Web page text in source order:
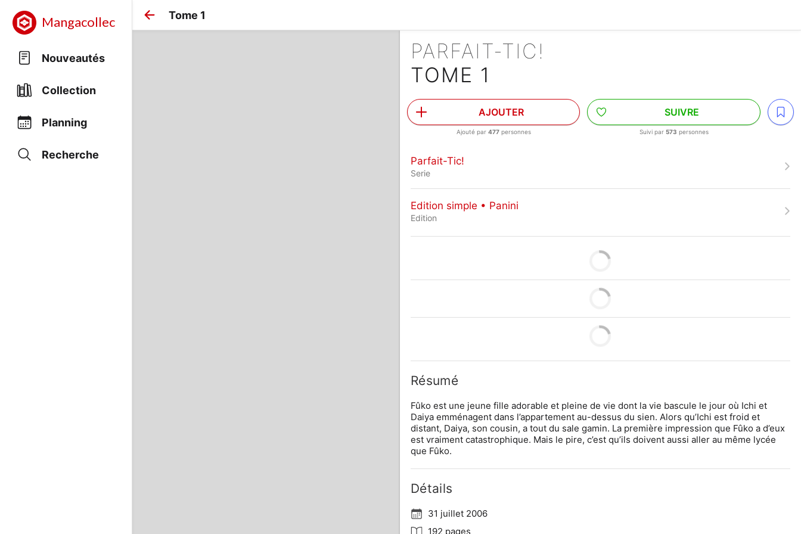
Mangacollec
Nouveautés
Collection
Planning
Recherche
Tome 1
PARFAIT-TIC!
TOME 1
AJOUTER
Ajouté par 477personnes
SUIVRE
Suivi par 573 personnes
Parfait-Tic!
Serie
Edition simple • Panini
Edition
Résumé
Fûko est une jeune fille adorable et pleine de vie dont la vie bascule le jour où Ichi et
Daiya emménagent dans l’appartement au-dessus du sien. Alors qu’Ichi est froid et
distant, Daiya, son cousin, a tout du sale gamin. La première impression que Fûko a d’eux
est vraiment catastrophique. Mais le pire, c’est qu’ils doivent aussi aller au même lycée
que Fûko.
Détails
31 juillet 2006
192 pages